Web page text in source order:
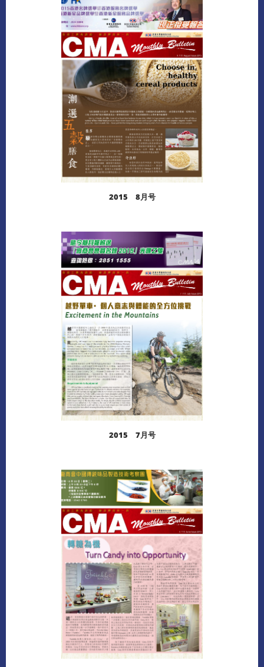
阅读更多
下载
阅读更多
下载
2015 8月号
阅读更多
下载
2015 7月号